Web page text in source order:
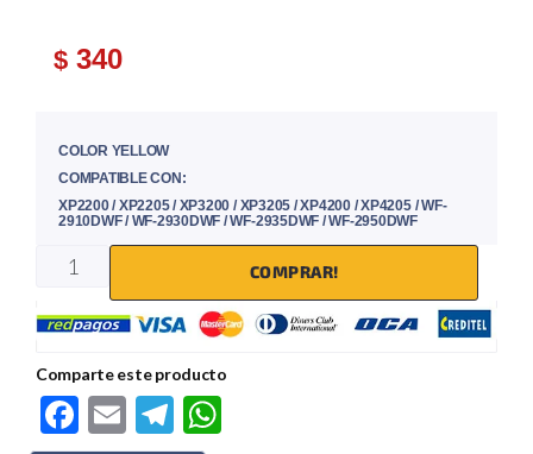
$ 340
COLOR YELLOW
COMPATIBLE CON:
XP2200 / XP2205 / XP3200 / XP3205 / XP4200 / XP4205 / WF-
2910DWF / WF-2930DWF / WF-2935DWF / WF-2950DWF
COMPRAR!
Comparte este producto
F
E
Te